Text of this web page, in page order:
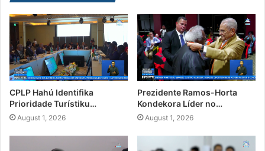
CPLP Hahú Identifika
Prioridade Turístiku…
August 1, 2026
Prezidente Ramos-Horta
Kondekora Líder no…
August 1, 2026